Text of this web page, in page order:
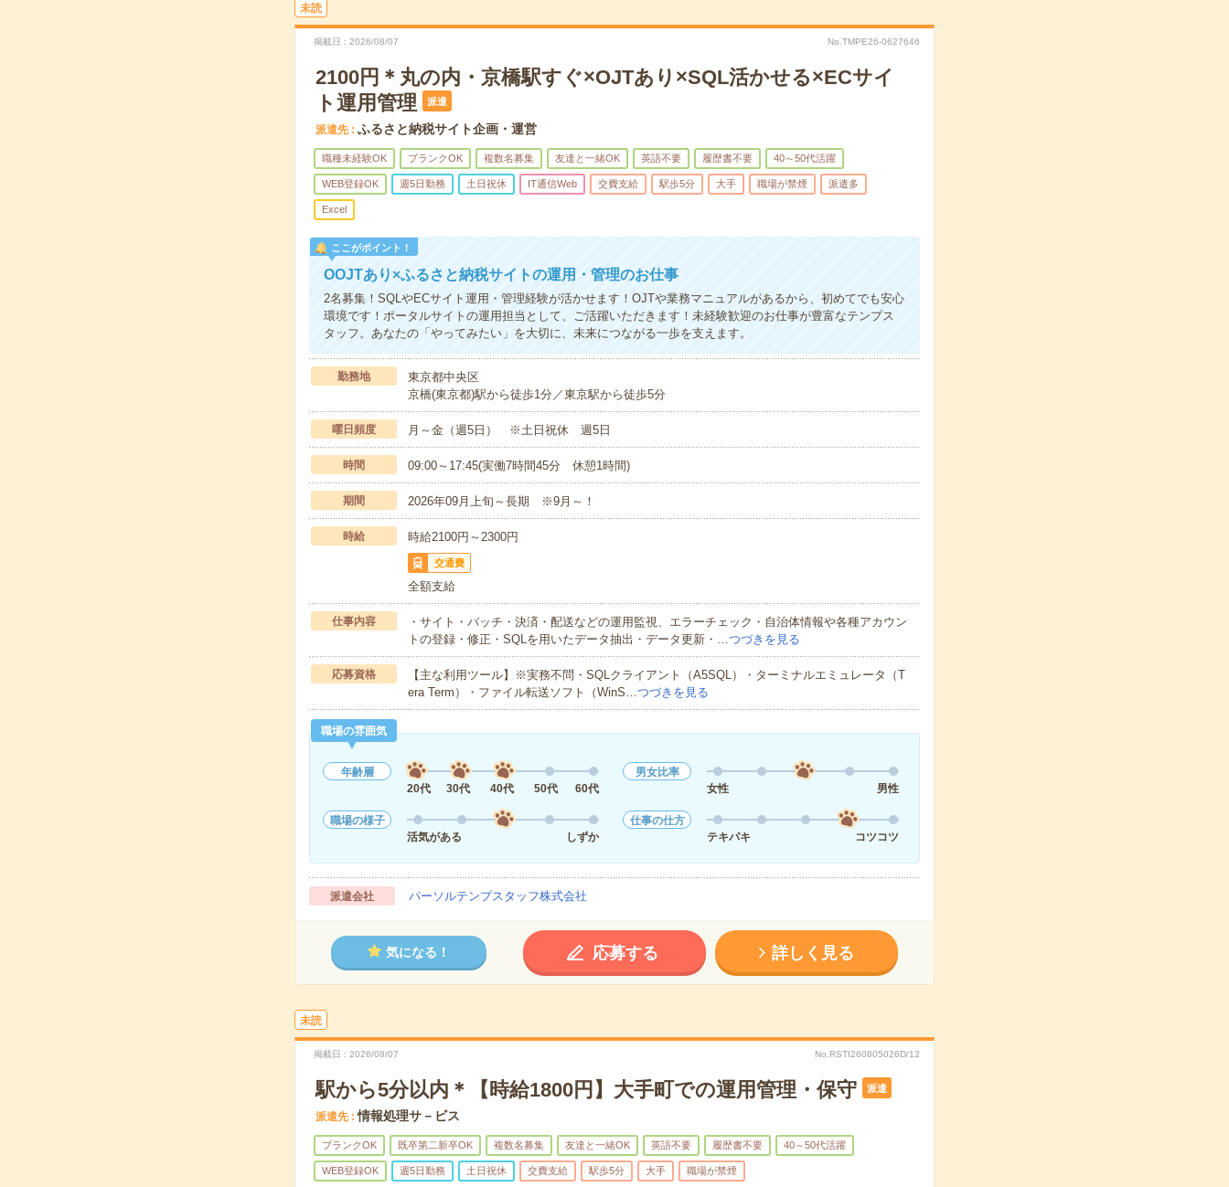
未読
掲載日 2026/08/07 No.TMPE26-0627646
2100円＊丸の内・京橋駅すぐ×OJTあり×SQL活かせる×ECサイ
ト運用管理
派遣
派遣先 ふるさと納税サイト企画・運営
職種未経験OK ブランクOK 複数名募集 友達と一緒OK 英語不要 履歴書不要 40～50代活躍
WEB登録OK 週5日勤務 土日祝休 IT通信Web 交費支給 駅歩5分 大手 職場が禁煙 派遣多
Excel
ここがポイント！
OOJTあり×ふるさと納税サイトの運用・管理のお仕事
2名募集！SQLやECサイト運用・管理経験が活かせます！OJTや業務マニュアルがあるから、初めてでも安心
環境です！ポータルサイトの運用担当として、ご活躍いただきます！未経験歓迎のお仕事が豊富なテンプス
タッフ。あなたの「やってみたい」を大切に、未来につながる一歩を支えます。
勤務地
東京都中央区
京橋(東京都)駅から徒歩1分／東京駅から徒歩5分
曜日頻度 月～金（週5日） ※土日祝休 週5日
時間 09:00～17:45(実働7時間45分 休憩1時間)
期間 2026年09月上旬～長期 ※9月～！
時給 時給2100円～2300円
交通費
全額支給
仕事内容
・サイト・バッチ・決済・配送などの運用監視、エラーチェック・自治体情報や各種アカウン
トの登録・修正・SQLを用いたデータ抽出・データ更新・…つづきを見る
応募資格
【主な利用ツール】※実務不問・SQLクライアント（A5SQL）・ターミナルエミュレータ（T
era Term）・ファイル転送ソフト（WinS…つづきを見る
職場の雰囲気
年齢層
20代
30代 40代 50代 60代
男女比率
女性
男性
職場の様子
活気がある
しずか
仕事の仕方
テキパキ
コツコツ
派遣会社 パーソルテンプスタッフ株式会社
気になる！ 応募する 詳しく見る
未読
掲載日 2026/08/07 No.RSTI260805026D/12
駅から5分以内＊【時給1800円】大手町での運用管理・保守 派遣
派遣先 情報処理サ－ビス
ブランクOK 既卒第二新卒OK 複数名募集 友達と一緒OK 英語不要 履歴書不要 40～50代活躍
WEB登録OK 週5日勤務 土日祝休 交費支給 駅歩5分 大手 職場が禁煙